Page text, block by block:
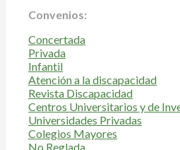
Convenios:
Concertada
Privada
Infantil
Atención a la discapacidad
Revista Discapacidad
Centros Universitarios y de
Universidades Privadas
Colegios Mayores
No Reglada